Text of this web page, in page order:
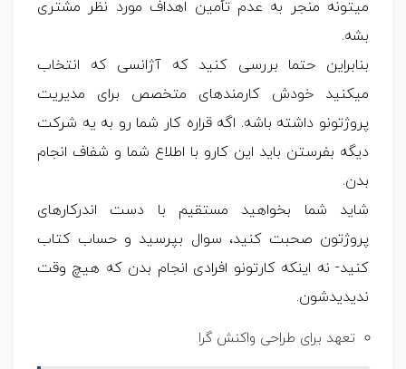
میتونه منجر به عدم تأمین اهداف مورد نظر مشتری
بشه.
بنابراین حتما بررسی کنید که آژانسی که انتخاب
میکنید خودش کارمندهای متخصص برای مدیریت
پروژتونو داشته باشه. اگه قراره کار شما رو به یه شرکت
دیگه بفرستن باید این کارو با اطلاع شما و شفاف انجام
بدن.
شاید شما بخواهید مستقیم با دست اندرکارهای
پروژتون صحبت کنید، سوال بپرسید و حساب کتاب
کنید- نه اینکه کارتونو افرادی انجام بدن که هیچ وقت
ندیدیدشون.
تعهد برای طراحی واکنش گرا